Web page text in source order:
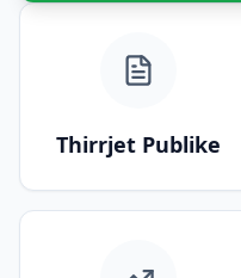
Thirrjet Publike